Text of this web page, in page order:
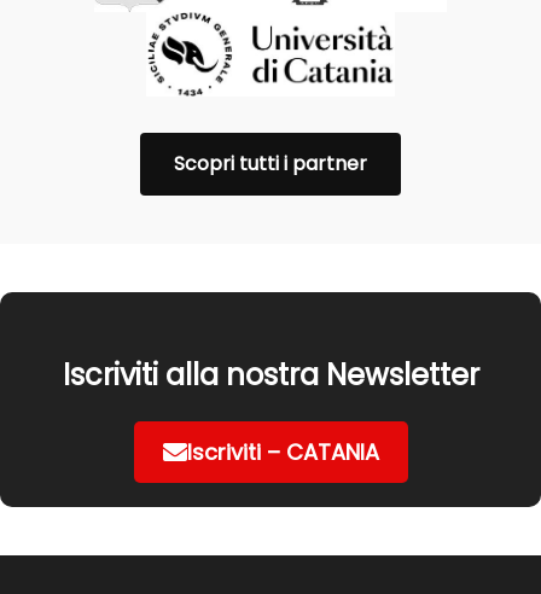
Scopri tutti i partner
Iscriviti alla nostra Newsletter
Iscriviti – CATANIA